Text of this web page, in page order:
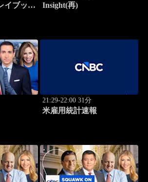
イブック
Insight(再)
21:29-22:00 31分
米雇用統計速報